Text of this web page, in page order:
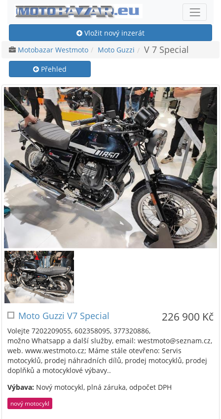
Vložit nový inzerát
Motobazar Westmoto
Moto Guzzi V 7 Special
Přehled
226 900 Kč
Moto Guzzi V7 Special
Volejte 7202209055, 602358095, 377320886,
možno Whatsapp a další služby, email: westmoto@seznam.cz,
web. www.westmoto.cz; Máme stále otevřeno: Servis
motocyklů, prodej náhradních dílů, prodej motocyklů, prodej
doplňků a motocyklové výbavy..
Výbava: Nový motocykl, plná záruka, odpočet DPH
nový motocykl